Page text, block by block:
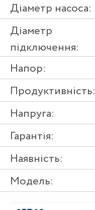
Діаметр насоса:
Діаметр
підключення:
Напор:
Продуктивність:
Напруга:
Гарантія:
Наявність:
Модель: